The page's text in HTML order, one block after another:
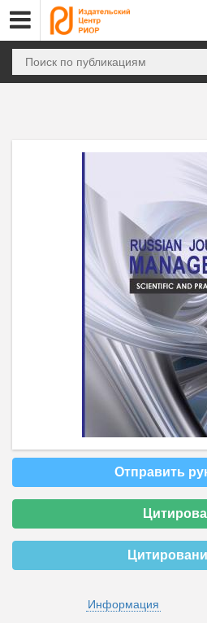
Отправить
Информация